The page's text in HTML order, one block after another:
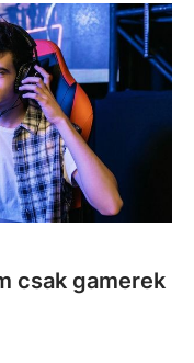
csak gamerek